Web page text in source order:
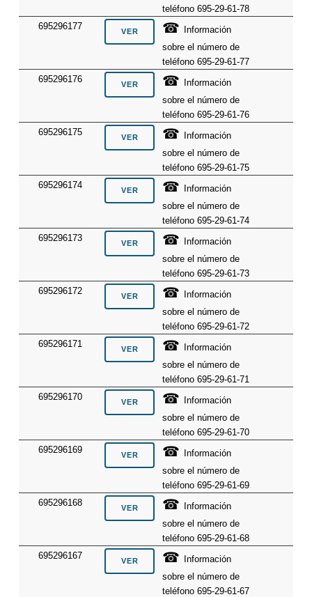
teléfono 695-29-61-78
695296177
☎ Información
sobre el número de
teléfono 695-29-61-77
695296176
☎ Información
sobre el número de
teléfono 695-29-61-76
695296175
☎ Información
sobre el número de
teléfono 695-29-61-75
695296174
☎ Información
sobre el número de
teléfono 695-29-61-74
695296173
☎ Información
sobre el número de
teléfono 695-29-61-73
695296172
☎ Información
sobre el número de
teléfono 695-29-61-72
695296171
☎ Información
sobre el número de
teléfono 695-29-61-71
695296170
☎ Información
sobre el número de
teléfono 695-29-61-70
695296169
☎ Información
sobre el número de
teléfono 695-29-61-69
695296168
☎ Información
sobre el número de
teléfono 695-29-61-68
695296167
☎ Información
sobre el número de
teléfono 695-29-61-67